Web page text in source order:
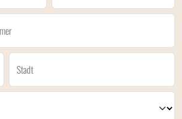
Stadt